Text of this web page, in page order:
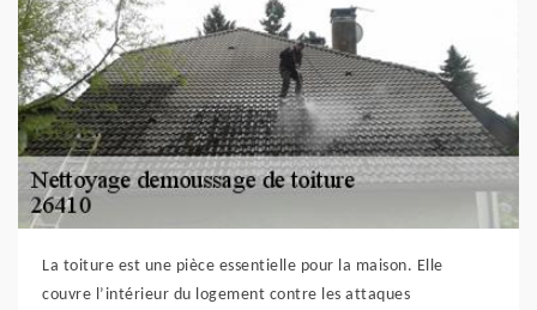
La toiture est une pièce essentielle pour la maison. Elle
couvre l’intérieur du logement contre les attaques